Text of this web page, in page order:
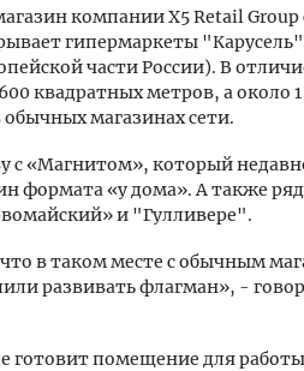
компании X5 Retail Group
гипермаркеты
части России). В
квадратных метров, а около
магазинах сети.
с «Магнитом», который
формата «у дома». А также
и "Гулливере".
в таком месте с обычным
развивать флагман», -
готовит помещение для